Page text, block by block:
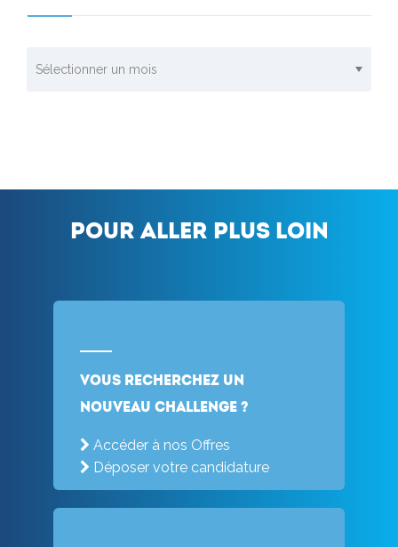
Pour aller plus loin
Vous recherchez un
nouveau challenge ?
Accéder à nos Offres
Déposer votre candidature